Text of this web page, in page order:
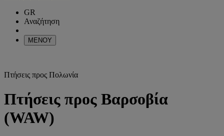
GR
Αναζήτηση
ΜΕΝΟΥ
Πτήσεις προς Πολωνία
Πτήσεις προς Βαρσοβία
(WAW)